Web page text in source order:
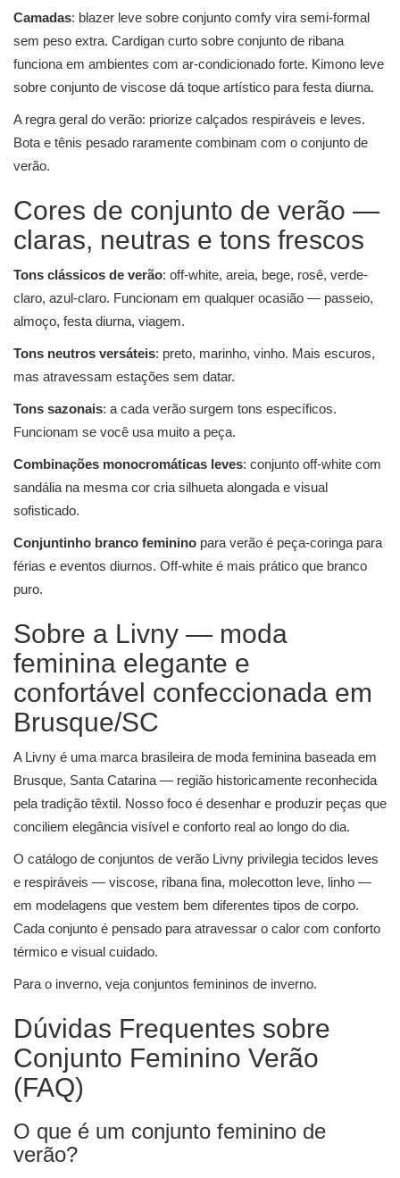
Camadas: blazer leve sobre conjunto comfy vira semi-formal
sem peso extra. Cardigan curto sobre conjunto de ribana
funciona em ambientes com ar-condicionado forte. Kimono leve
sobre conjunto de viscose dá toque artístico para festa diurna.
A regra geral do verão: priorize calçados respiráveis e leves.
Bota e tênis pesado raramente combinam com o conjunto de
verão.
Cores de conjunto de verão —
claras, neutras e tons frescos
Tons clássicos de verão: off-white, areia, bege, rosê, verde-
claro, azul-claro. Funcionam em qualquer ocasião — passeio,
almoço, festa diurna, viagem.
Tons neutros versáteis: preto, marinho, vinho. Mais escuros,
mas atravessam estações sem datar.
Tons sazonais: a cada verão surgem tons específicos.
Funcionam se você usa muito a peça.
Combinações monocromáticas leves: conjunto off-white com
sandália na mesma cor cria silhueta alongada e visual
sofisticado.
Conjuntinho branco feminino para verão é peça-coringa para
férias e eventos diurnos. Off-white é mais prático que branco
puro.
Sobre a Livny — moda
feminina elegante e
confortável confeccionada em
Brusque/SC
A Livny é uma marca brasileira de moda feminina baseada em
Brusque, Santa Catarina — região historicamente reconhecida
pela tradição têxtil. Nosso foco é desenhar e produzir peças que
conciliem elegância visível e conforto real ao longo do dia.
O catálogo de conjuntos de verão Livny privilegia tecidos leves
e respiráveis — viscose, ribana fina, molecotton leve, linho —
em modelagens que vestem bem diferentes tipos de corpo.
Cada conjunto é pensado para atravessar o calor com conforto
térmico e visual cuidado.
Para o inverno, veja conjuntos femininos de inverno.
Dúvidas Frequentes sobre
Conjunto Feminino Verão
(FAQ)
O que é um conjunto feminino de
verão?